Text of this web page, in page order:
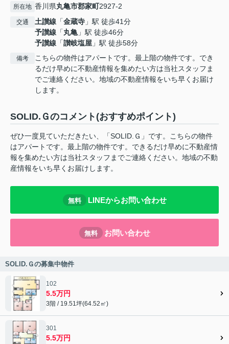
所在地 香川県丸亀市郡家町2927-2
交通 土讃線 「金蔵寺 」駅 徒歩41分
予讃線 「丸亀」駅 徒歩46分
予讃線 「讃岐塩屋 」駅 徒歩58分
備考
こちらの物件はアパートです。最上階の物件です。でき
るだけ早めに不動産情報を集めたい方は当社スタッフま
でご連絡ください。地域の不動産情報をいち早くお届け
します。
SOLID.Ｇのコメント(おすすめポイント)
ぜひ一度見ていただきたい、「SOLID.Ｇ」です。こちらの物件
はアパートです。最上階の物件です。できるだけ早めに不動産情
報を集めたい方は当社スタッフまでご連絡ください。地域の不動
産情報をいち早くお届けします。
無料 LINEからお問い合わせ
無料 お問い合わせ
SOLID.Ｇの募集中物件
102
5.5万円
3階 / 19.51坪(64.52㎡)
301
5.5万円